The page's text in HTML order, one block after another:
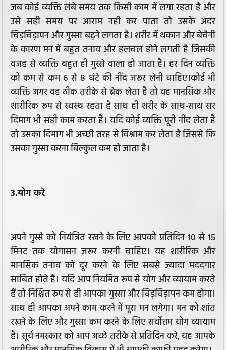
जब कोई व्यक्ति लंबे समय तक किसी काम में लगा रहता है और
उसे सही समय पर आराम नही कर पाता तो उसके अंदर
चिड़चिड़ापन और गुस्सा बढ़ने लगता है। शरीर में थकान और बेचैनी
के कारण मन में बहुत तनाव और हलचल होने लगती है जिसकी
वजह से व्यक्ति बहुत ही गुस्से वाला हो जाता है। हर दिन व्यक्ति
को कम से कम 6 से 8 घंटे की नींद जरूर लेनी चाहिए।कोई भी
व्यक्ति अगर वह ठीक तरीके से ब्रेक लेता है तो वह मानसिक और
शारीरिक रूप से स्वस्थ रहता है साथ ही शरीर के साथ-साथ सर
दिमाग भी सही काम करता है। यदि कोई व्यक्ति पूरी नींद लेता है
तो उसका दिमाग भी अच्छी तरह से विश्राम कर लेता है जिससे कि
उसका गुस्सा करना बिल्कुल कम हो जाता है।
3.योग करे
अपने गुस्से को नियंत्रित रखने के लिए आपको प्रतिदिन 10 से 15
मिनट तक योगासन जरूर करनी चाहिए। यह शारीरिक और
मानसिक तनाव को दूर करने के लिए सबसे ज्यादा मददगार
साबित होते हैं। यदि आप नियमित रूप से योग और व्यायाम करते
हैं तो निश्चित रूप से ही आपका गुस्सा और चिड़चिड़ापन कम होगा।
साथ ही आपका अपने काम करने में पूरा मन लगेगा। मन को शांत
रखने के लिए और गुस्सा कम करने के लिए सर्वोत्तम योग व्यायाम
है। सूर्य नमस्कार को आप अच्छे तरीके से प्रतिदिन करे, यह आपके